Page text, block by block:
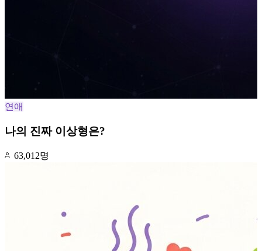
연애
나의 진짜 이상형은?
63,012명